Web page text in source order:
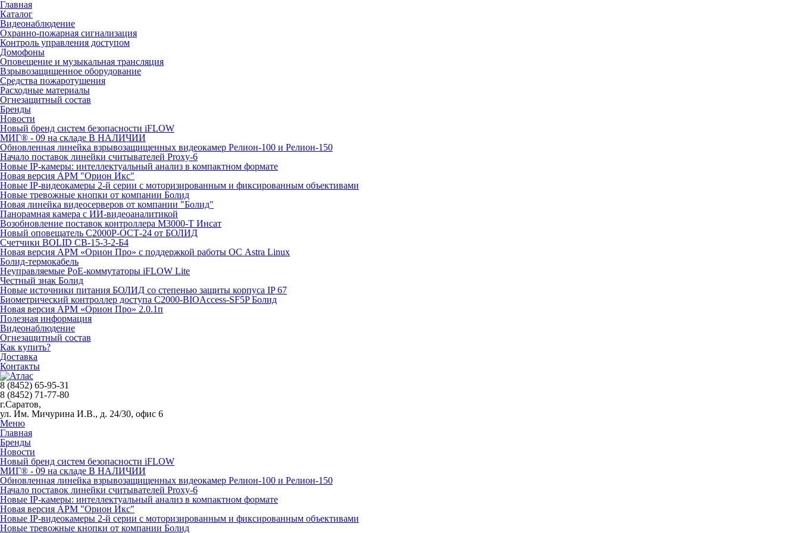
Главная
Каталог
Видеонаблюдение
Охранно-пожарная сигнализация
Контроль управления доступом
Домофоны
Оповещение и музыкальная трансляция
Взрывозащищенное оборудование
Средства пожаротушения
Расходные материалы
Огнезащитный состав
Бренды
Новости
Новый бренд систем безопасности iFLOW
МИГ® - 09 на складе В НАЛИЧИИ
Обновленная линейка взрывозащищенных видеокамер Релион-100 и Релион-150
Начало поставок линейки считывателей Proxy-6
Новые IP-камеры: интеллектуальный анализ в компактном формате
Новая версия АРМ "Орион Икс"
Новые IP-видеокамеры 2-й серии с моторизированным и фиксированным объективами
Новые тревожные кнопки от компании Болид
Новая линейка видеосерверов от компании "Болид"
Панорамная камера с ИИ-видеоаналитикой
Возобновление поставок контроллера М3000-Т Инсат
Новый оповещатель С2000Р-ОСТ-24 от БОЛИД
Счетчики BOLID СВ-15-3-2-Б4
Новая версия АРМ «Орион Про» с поддержкой работы ОС Astra Linux
Болид-термокабель
Неуправляемые PoE-коммутаторы iFLOW Lite
Честный знак Болид
Новые источники питания БОЛИД со степенью защиты корпуса IP 67
Биометрический контроллер доступа С2000-BIOAccess-SF5P Болид
Новая версия АРМ «Орион Про» 2.0.1п
Полезная информация
Видеонаблюдение
Огнезащитный состав
Как купить?
Доставка
Контакты
8 (8452) 65-95-31
8 (8452) 71-77-80
г.Саратов,
ул. Им. Мичурина И.В., д. 24/30, офис 6
Меню
Главная
Бренды
Новости
Новый бренд систем безопасности iFLOW
МИГ® - 09 на складе В НАЛИЧИИ
Обновленная линейка взрывозащищенных видеокамер Релион-100 и Релион-150
Начало поставок линейки считывателей Proxy-6
Новые IP-камеры: интеллектуальный анализ в компактном формате
Новая версия АРМ "Орион Икс"
Новые IP-видеокамеры 2-й серии с моторизированным и фиксированным объективами
Новые тревожные кнопки от компании Болид